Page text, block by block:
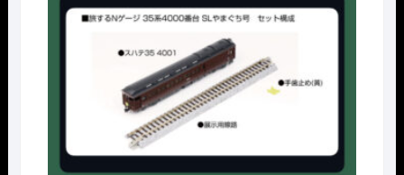
¥38,500
し
た。
は
で
す。